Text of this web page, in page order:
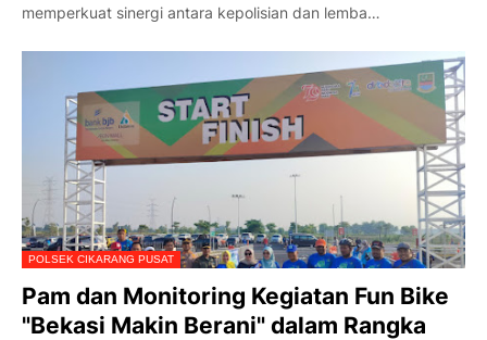
memperkuat sinergi antara kepolisian dan lemba…
POLSEK CIKARANG PUSAT
Pam dan Monitoring Kegiatan Fun Bike
"Bekasi Makin Berani" dalam Rangka